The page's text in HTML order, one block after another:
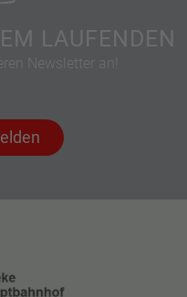
LAUFENDEN
Newsletter an!